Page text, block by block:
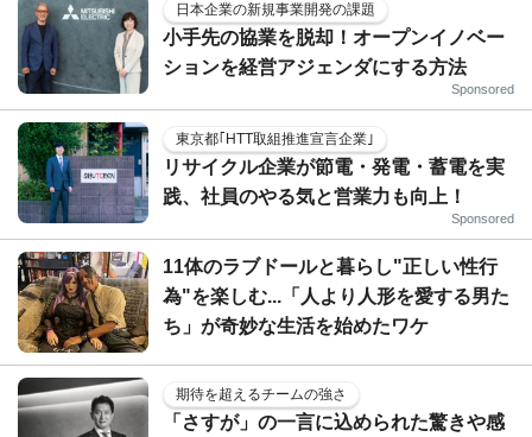
日本企業の新規事業開発の課題
小手先の協業を脱却！オープンイノベー
ションを経営アジェンダにする方法
Sponsored
東京都｢HTT取組推進宣言企業｣
リサイクル企業が節電・発電・蓄電を実
践、社員のやる気と営業力も向上！
Sponsored
11体のラブドールと暮らし"正しい性行
為"を楽しむ...「人より人形を愛する男た
ち」が奇妙な生活を始めたワケ
期待を超えるチームの強さ
「さすが」の一言に込められた驚きや感